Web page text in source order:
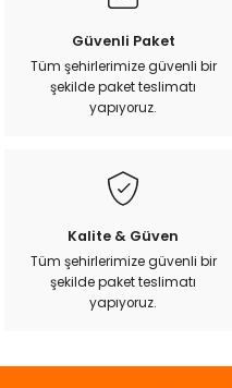
Güvenli Paket
Tüm şehirlerimize güvenli bir
şekilde paket teslimatı
yapıyoruz.
Kalite & Güven
Tüm şehirlerimize güvenli bir
şekilde paket teslimatı
yapıyoruz.